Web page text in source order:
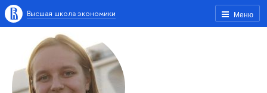
Меню
Высшая школа экономики